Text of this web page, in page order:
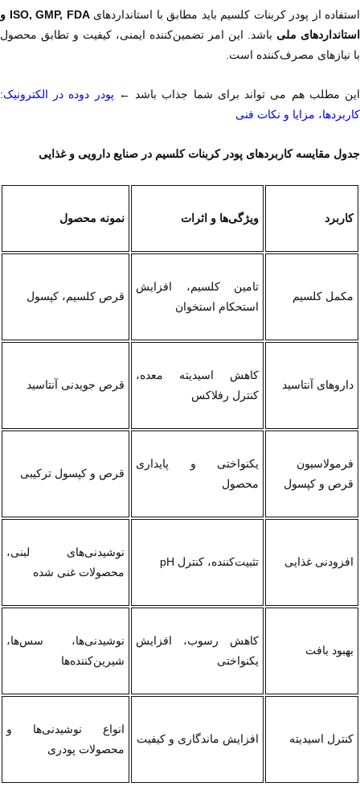
استفاده از پودر کربنات کلسیم باید مطابق با استانداردهای
استانداردهای ملی
با نیازهای مصرف‌کننده است.
این مطلب هم می تواند برای شما جذاب باشد ←
کاربردها، مزایا و نکات فنی
جدول مقایسه کاربردهای پودر کربنات کلسیم در صنایع دارویی و غذایی
کاربرد ویژگی‌ها و اثرات نمونه محصول
مکمل کلسیم
استحکام استخوان
قرص کلسیم، کپسول
داروهای آنتاسید
کنترل رفلاکس
قرص جویدنی آنتاسید
قرص و کپسول
محصول
قرص و کپسول ترکیبی
افزودنی غذایی تثبیت‌کننده، کنترل pH
محصولات غنی شده
بهبود بافت
یکنواختی
شیرین‌کننده‌ها
کنترل اسیدیته افزایش ماندگاری و کیفیت
محصولات پودری